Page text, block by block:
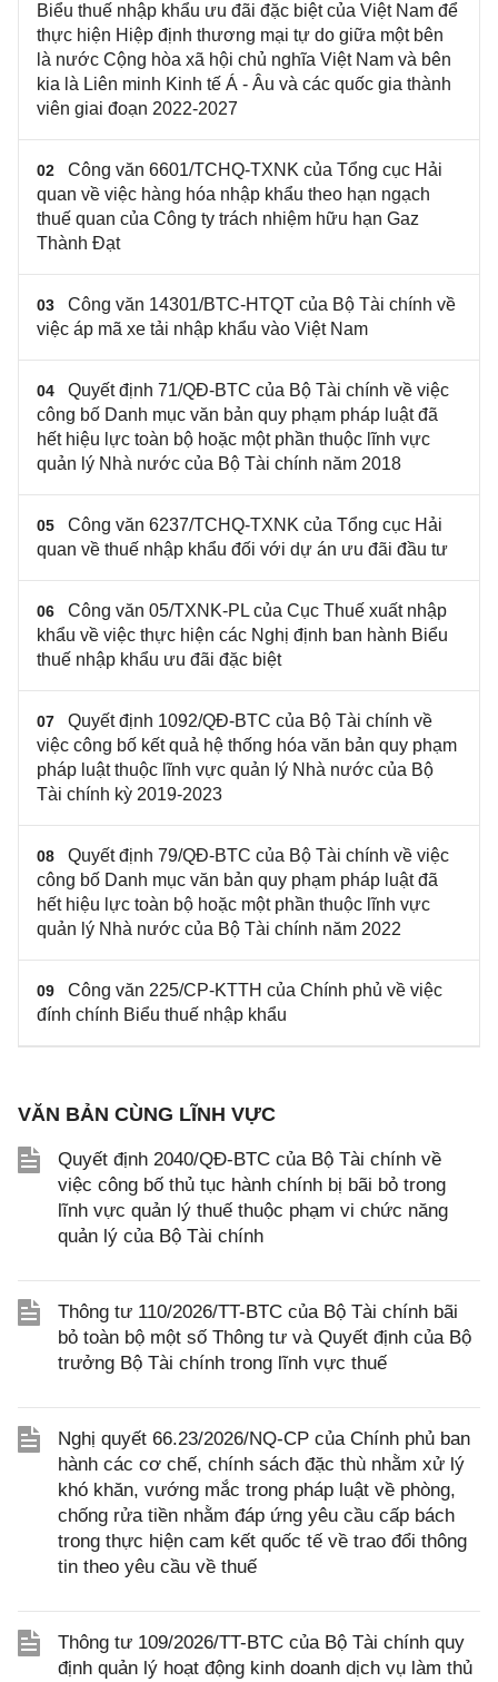
Biểu thuế nhập khẩu ưu đãi đặc biệt của Việt Nam để
thực hiện Hiệp định thương mại tự do giữa một bên
là nước Cộng hòa xã hội chủ nghĩa Việt Nam và bên
kia là Liên minh Kinh tế Á - Âu và các quốc gia thành
viên giai đoạn 2022-2027
02
Công văn 6601/TCHQ-TXNK của Tổng cục Hải
quan về việc hàng hóa nhập khẩu theo hạn ngạch
thuế quan của Công ty trách nhiệm hữu hạn Gaz
Thành Đạt
03
Công văn 14301/BTC-HTQT của Bộ Tài chính về
việc áp mã xe tải nhập khẩu vào Việt Nam
04
Quyết định 71/QĐ-BTC của Bộ Tài chính về việc
công bố Danh mục văn bản quy phạm pháp luật đã
hết hiệu lực toàn bộ hoặc một phần thuộc lĩnh vực
quản lý Nhà nước của Bộ Tài chính năm 2018
05
Công văn 6237/TCHQ-TXNK của Tổng cục Hải
quan về thuế nhập khẩu đối với dự án ưu đãi đầu tư
06
Công văn 05/TXNK-PL của Cục Thuế xuất nhập
khẩu về việc thực hiện các Nghị định ban hành Biểu
thuế nhập khẩu ưu đãi đặc biệt
07
Quyết định 1092/QĐ-BTC của Bộ Tài chính về
việc công bố kết quả hệ thống hóa văn bản quy phạm
pháp luật thuộc lĩnh vực quản lý Nhà nước của Bộ
Tài chính kỳ 2019-2023
08
Quyết định 79/QĐ-BTC của Bộ Tài chính về việc
công bố Danh mục văn bản quy phạm pháp luật đã
hết hiệu lực toàn bộ hoặc một phần thuộc lĩnh vực
quản lý Nhà nước của Bộ Tài chính năm 2022
09
Công văn 225/CP-KTTH của Chính phủ về việc
đính chính Biểu thuế nhập khẩu
VĂN BẢN CÙNG LĨNH VỰC
Quyết định 2040/QĐ-BTC của Bộ Tài chính về
việc công bố thủ tục hành chính bị bãi bỏ trong
lĩnh vực quản lý thuế thuộc phạm vi chức năng
quản lý của Bộ Tài chính
Thông tư 110/2026/TT-BTC của Bộ Tài chính bãi
bỏ toàn bộ một số Thông tư và Quyết định của Bộ
trưởng Bộ Tài chính trong lĩnh vực thuế
Nghị quyết 66.23/2026/NQ-CP của Chính phủ ban
hành các cơ chế, chính sách đặc thù nhằm xử lý
khó khăn, vướng mắc trong pháp luật về phòng,
chống rửa tiền nhằm đáp ứng yêu cầu cấp bách
trong thực hiện cam kết quốc tế về trao đổi thông
tin theo yêu cầu về thuế
Thông tư 109/2026/TT-BTC của Bộ Tài chính quy
định quản lý hoạt động kinh doanh dịch vụ làm thủ